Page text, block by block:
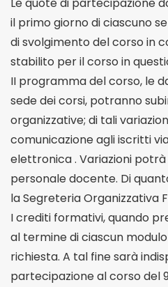
il primo giorno di ciascuno
di svolgimento del corso in
stabilito per il corso in
II programma del corso, le
sede dei corsi, potranno
organizzative; di tali
comunicazione agli iscritti
elettronica . Variazioni
personale docente. Di
la Segreteria Organizzativa
I crediti formativi, quando
al termine di ciascun
richiesta. A tal fine sarà
partecipazione al corso del